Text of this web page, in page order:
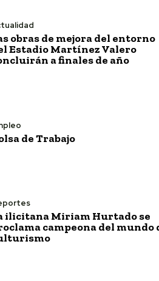
obras de mejora del entorno
Estadio Martínez Valero
a finales de año
de Trabajo
ilicitana Miriam Hurtado se
campeona del mundo